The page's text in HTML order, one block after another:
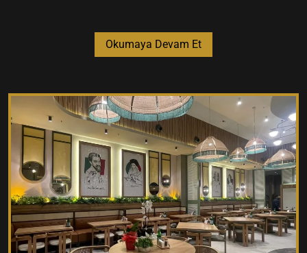
Okumaya Devam Et